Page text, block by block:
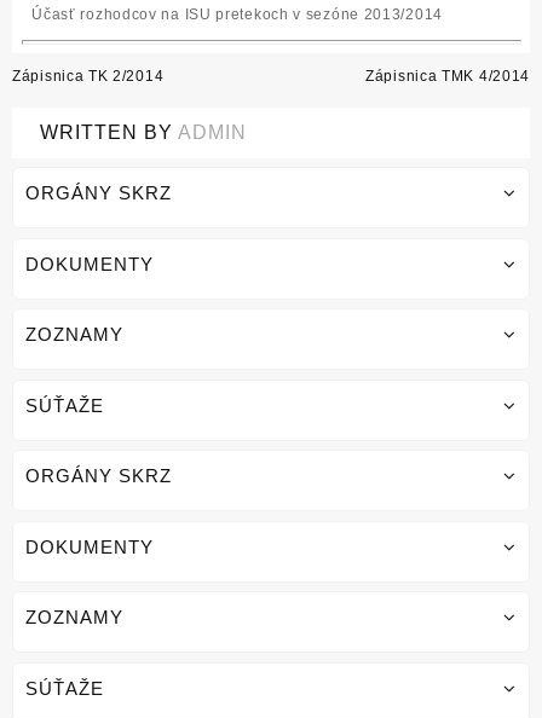
ORGÁNY SKRZ
DOKUMENTY
ZOZNAMY
SÚŤAŽE
ORGÁNY SKRZ
DOKUMENTY
ZOZNAMY
SÚŤAŽE
Účasť rozhodcov na ISU pretekoch v sezóne 2013/2014
Post
Zápisnica TK 2/2014 Zápisnica TMK 4/2014
WRITTEN BY ADMIN